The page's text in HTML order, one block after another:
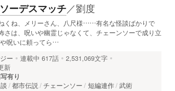
ーデスマッチ／劉度
くね、メリーさん、八尺様……有名な怪談ばかりで
さは、呪いや幽霊じゃなくて、チェーンソーで成り立
呪いに頼ってら…
ー 連載中 617話
2,531,069文字
新
有り
都市伝説 チェーンソー 短編連作 武術